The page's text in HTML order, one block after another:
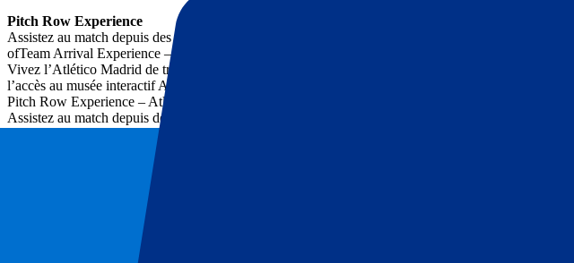
Pitch Row Experience
Assistez au match depuis des places en tribune latérale supérieure au bloc 324, avec des sièges
ofTeam Arrival Experience – Atlético Madrid
Vivez l’Atlético Madrid de très près en assistant à l’arrivée des joueurs dans la zone mixte.
l’accès au musée interactif Atleti Territory.
Pitch Row Experience – Atlético Madrid
Assistez au match depuis des places en tribune latérale supérieure au bloc 324, avec des sièges
du club. Accès inclus au musée interactif Atleti Territory.ficiel du club. Accès inclus au musée